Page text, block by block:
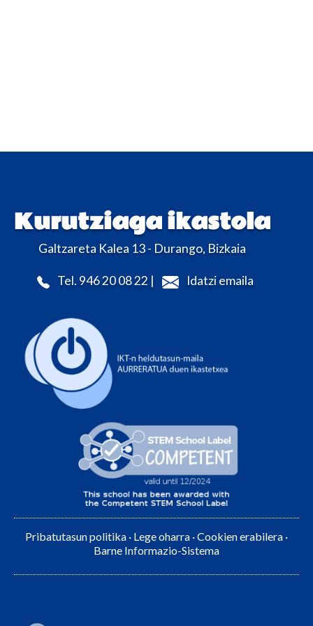
Kurutziaga ikastola
Galtzareta Kalea 13 - Durango, Bizkaia
Tel. 946 20 08 22 | Idatzi emaila
Pribatutasun politika · Lege oharra ·Cookien erabilera ·
Barne Informazio-Sistema